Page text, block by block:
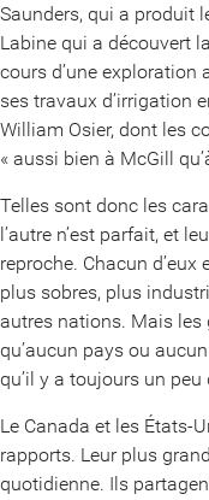
Saunders, qui a produit
Labine qui a découvert
cours d’une exploration
ses travaux d’irrigation
William Osier, dont les
« aussi bien à McGill
Telles sont donc les
l’autre n’est parfait, et
reproche. Chacun
plus sobres, plus
autres nations. Mais les
qu’aucun pays ou
qu’il y a toujours un
Le Canada et les États-
rapports. Leur plus
quotidienne. Ils